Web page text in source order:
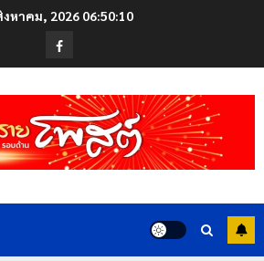
งหาคม, 2026 06:50:10
Facebook